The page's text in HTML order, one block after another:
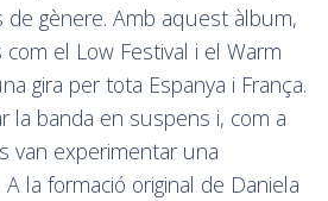
gènere. Amb aquest àlbum,
el Low Festival i el Warm
gira per tota Espanya i França.
la banda en suspens i, com a
van experimentar una
la formació original de Daniela